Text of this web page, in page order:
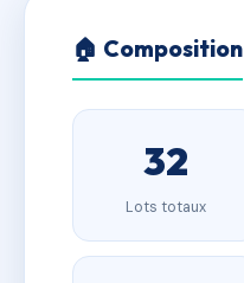
🏠 Composition
32
Lots totaux